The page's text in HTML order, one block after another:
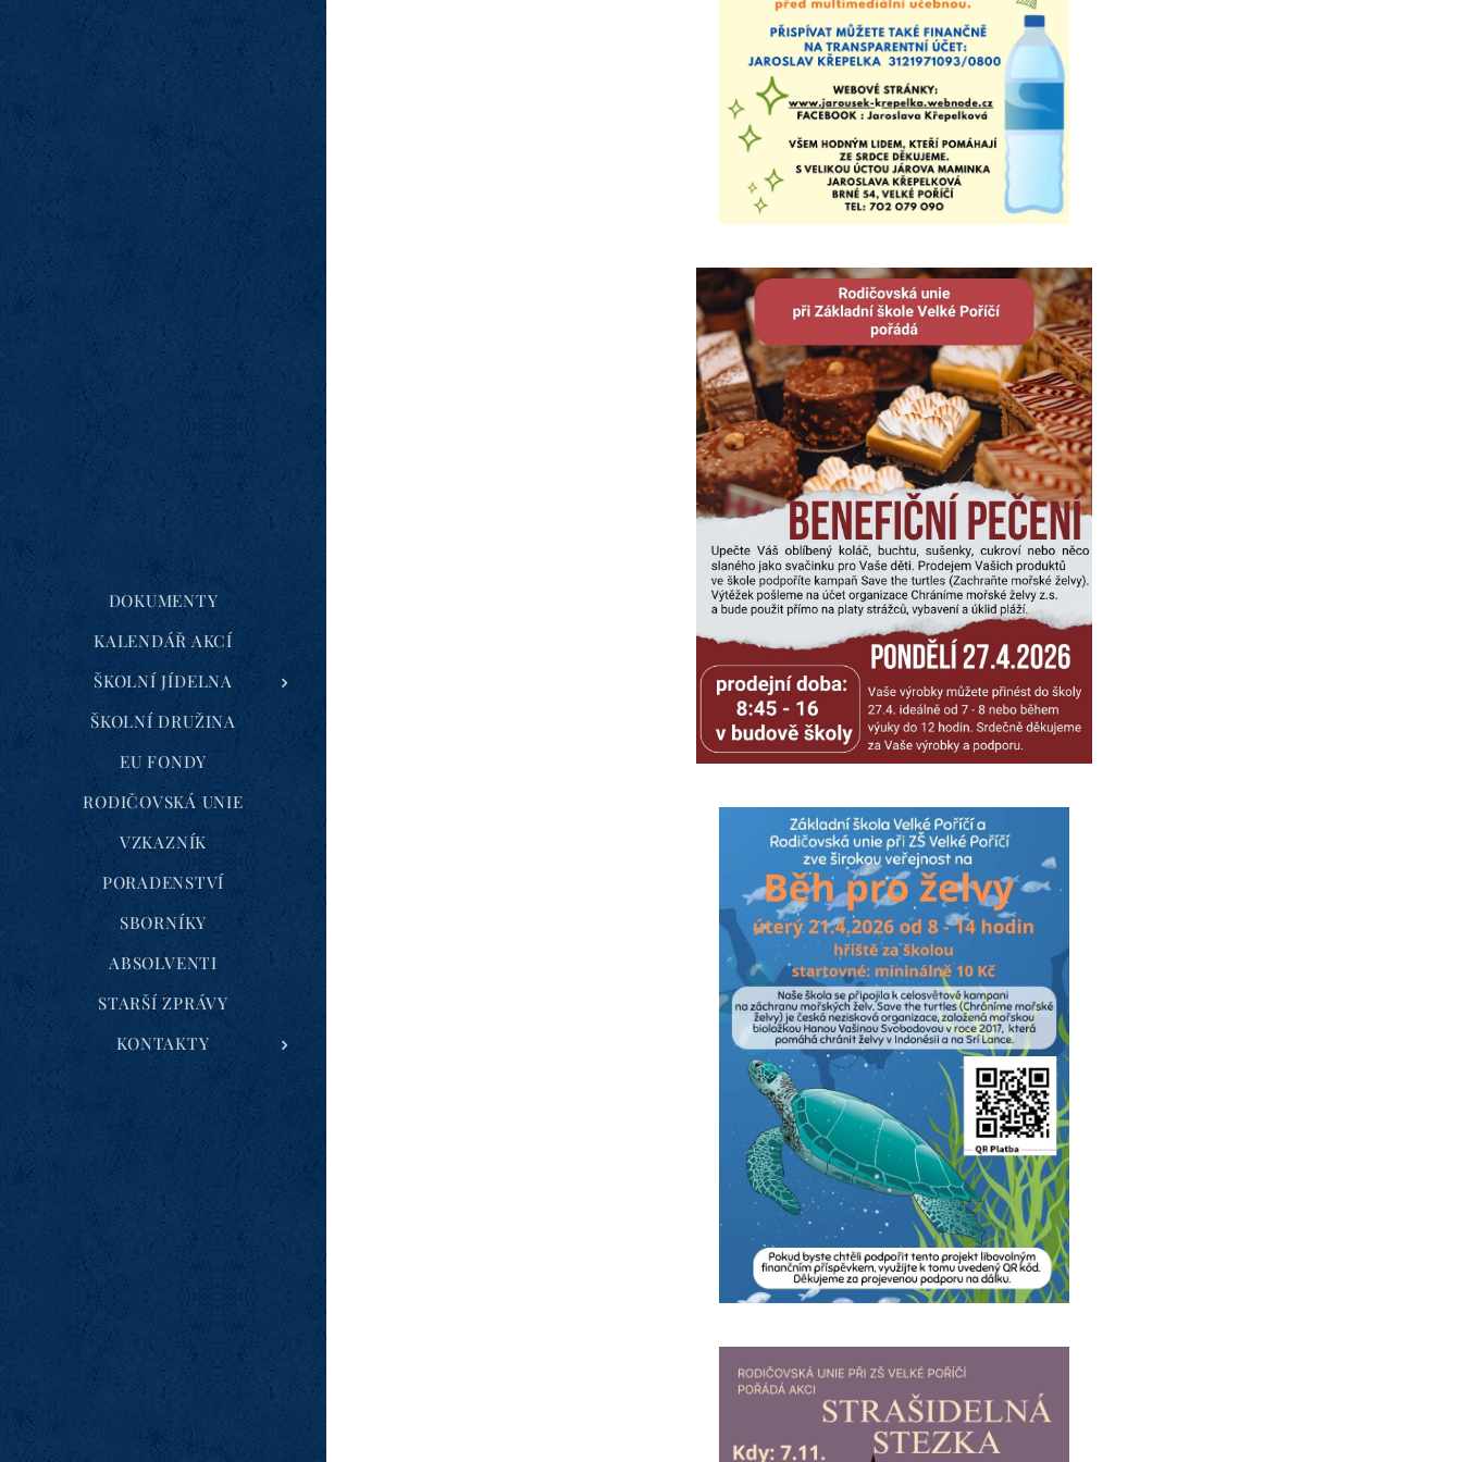
DOKUMENTY
KALENDÁŘ AKCÍ
ŠKOLNÍ JÍDELNA
ŠKOLNÍ DRUŽINA
EU FONDY
RODIČOVSKÁ UNIE
VZKAZNÍK
PORADENSTVÍ
SBORNÍKY
ABSOLVENTI
STARŠÍ ZPRÁVY
KONTAKTY